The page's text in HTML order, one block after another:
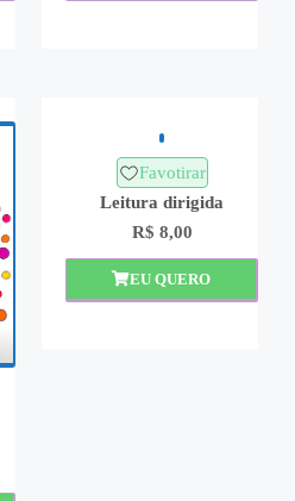
Favotirar
Leitura dirigida
R$ 8,00
EU QUERO